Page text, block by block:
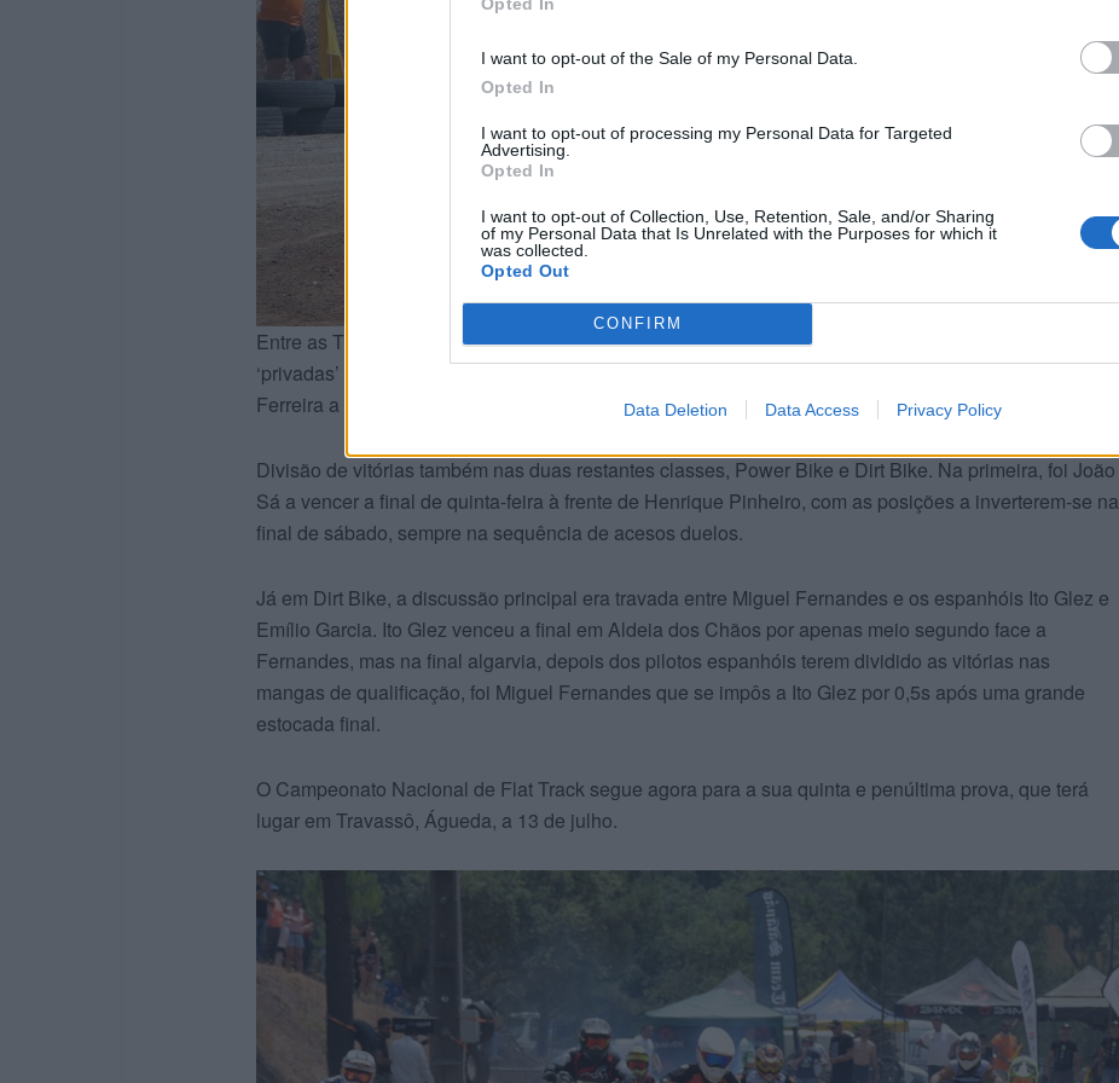
I want to opt-out of the Sale of my Personal Data.
Opted In
I want to opt-out of processing my Personal Data for Targeted
Advertising.
Opted In
I want to opt-out of Collection, Use, Retention, Sale, and/or Sharing
of my Personal Data that Is Unrelated with the Purposes for which it
was collected.
Opted Out
CONFIRM
Data Deletion Data Access Privacy Policy
Entre as Tracker, Maurício Santos e Avelino Ferreira mantiveram as suas habituais discussões quase
‘privadas’ pelos dois primeiros lugares, nos quais foram alternando ao longo das duas provas, com
Ferreira a ganhar a final alentejana e Maurício Santos a triunfar no Algarve.
Divisão de vitórias também nas duas restantes classes, Power Bike e Dirt Bike. Na primeira, foi João
Sá a vencer a final de quinta-feira à frente de Henrique Pinheiro, com as posições a inverterem-se na
final de sábado, sempre na sequência de acesos duelos.
Já em Dirt Bike, a discussão principal era travada entre Miguel Fernandes e os espanhóis Ito Glez e
Emílio Garcia. Ito Glez venceu a final em Aldeia dos Chãos por apenas meio segundo face a
Fernandes, mas na final algarvia, depois dos pilotos espanhóis terem dividido as vitórias nas
mangas de qualificação, foi Miguel Fernandes que se impôs a Ito Glez por 0,5s após uma grande
estocada final.
O Campeonato Nacional de Flat Track segue agora para a sua quinta e penúltima prova, que terá
lugar em Travassô, Águeda, a 13 de julho.